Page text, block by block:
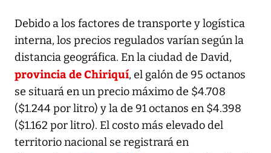
Debido a los factores de transporte y logística
interna, los precios regulados varían según la
distancia geográfica. En la ciudad de David,
provincia de Chiriquí, el galón de 95 octanos
se situará en un precio máximo de $4.708
($1.244 por litro) y la de 91 octanos en $4.398
($1.162 por litro). El costo más elevado del
territorio nacional se registrará en